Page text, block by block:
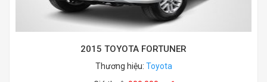
2015 TOYOTA FORTUNER
Thương hiệu: Toyota